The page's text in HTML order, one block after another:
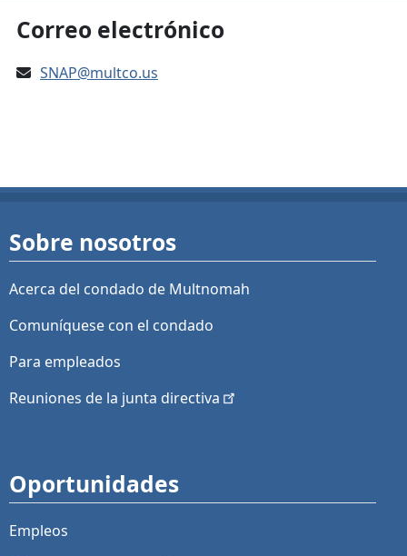
Correo electrónico
SNAP@multco.us
Sobre nosotros
Acerca del condado de Multnomah
Comuníquese con el condado
Para empleados
Reuniones de la junta directiva
Oportunidades
Empleos